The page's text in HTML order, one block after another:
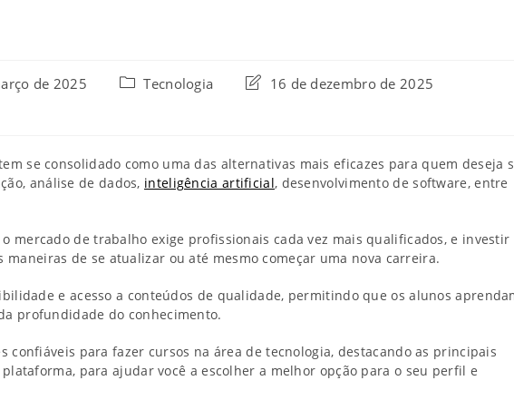
de 2025 Tecnologia
16 de dezembro de 2025
se consolidado como uma das alternativas mais eficazes para quem deseja
análise de dados, inteligência artificial, desenvolvimento de software, entre
mercado de trabalho exige profissionais cada vez mais qualificados, e investir
de se atualizar ou até mesmo começar uma nova carreira.
e acesso a conteúdos de qualidade, permitindo que os alunos
profundidade do conhecimento.
confiáveis para fazer cursos na área de tecnologia, destacando as principais
para ajudar você a escolher a melhor opção para o seu perfil e